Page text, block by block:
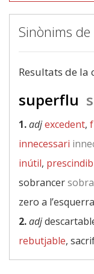
Sinònims
Resultats de la
superflu
1.adjexcedent,
innecessari
inútil,
sobrancer
zero a l’esquerra
2.adj
rebutjable,